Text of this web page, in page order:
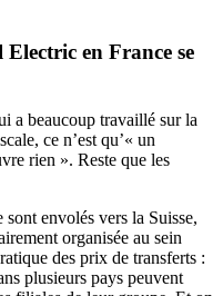
en France se
a beaucoup travaillé sur la
ce n’est qu’« un
rien ». Reste que les
envolés vers la Suisse,
organisée au sein
des prix de transferts :
plusieurs pays peuvent